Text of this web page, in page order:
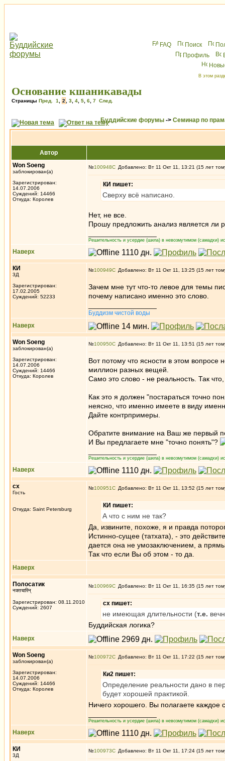
FAQ Поиск
Профиль
В этом
Основание кшаникавады
Страницы Пред. 1 2 3 4 5 6 7 След.
Буддийские форумы -> Семинар по
Автор
Won Soeng
заблокирован(а)
Зарегистрирован:
14.07.2006
Суждений: 14466
Откуда: Королев
№100948 Добавлено: Вт 11 Окт 11, 13:21 (15 лет
КИ пишет:
Сверху всё написано.
Нет, не все.
Прошу предложить анализ является ли
Решительность и усердие (шила) в невозмутимом (самадхи)
Наверх
КИ
3Д
Зарегистрирован:
17.02.2005
Суждений: 52233
№100949 Добавлено: Вт 11 Окт 11, 13:25 (15 лет
Зачем мне тут что-то левое для темы
почему написано именно это слово.
Буддизм чистой воды
Наверх
Won Soeng
заблокирован(а)
Зарегистрирован:
14.07.2006
Суждений: 14466
Откуда: Королев
№100950 Добавлено: Вт 11 Окт 11, 13:51 (15 лет
Вот потому что ясности в этом вопросе
миллион разных вещей.
Само это слово - не реальность. Так что,
Как это я должен "постараться точно
неясно, что именно имеете в виду
Дайте контрпримеры.
Обратите внимание на Ваш же первый
И Вы предлагаете мне "точно понять"?
Решительность и усердие (шила) в невозмутимом (самадхи)
Наверх
сх
Гость
Откуда: Saint Petersburg
№100951 Добавлено: Вт 11 Окт 11, 13:52 (15 лет
КИ пишет:
А что с ним не так?
Да, извините, похоже, я и правда
Истинно-сущее (татхата), - это
дается она не умозаключением, а
Так что если Вы об этом - то да.
Наверх
Полосатик
नक्तचारिन्
Зарегистрирован: 08.11.2010
Суждений: 2607
№100969 Добавлено: Вт 11 Окт 11, 16:35 (15 лет
сх пишет:
не имеющая длительности (т.е.
Буддийская логика?
Наверх
Won Soeng
заблокирован(а)
Зарегистрирован:
14.07.2006
Суждений: 14466
Откуда: Королев
№100972 Добавлено: Вт 11 Окт 11, 17:22 (15 лет
Ки2 пишет:
Определение реальности дано в
будет хорошей практикой.
Ничего хорошего. Вы полагаете каждое
Решительность и усердие (шила) в невозмутимом (самадхи)
Наверх
КИ
3Д
№100973 Добавлено: Вт 11 Окт 11, 17:24 (15 лет